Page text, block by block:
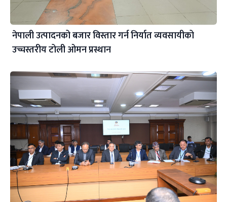
नेपाली उत्पादनको बजार विस्तार गर्न निर्यात व्यवसायीको
उच्चस्तरीय टोली ओमन प्रस्थान